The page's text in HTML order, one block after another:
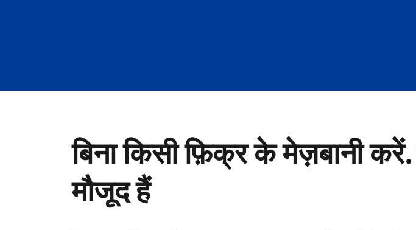
बिना किसी फ़िक्र के मेज़बानी
मौजूद हैं